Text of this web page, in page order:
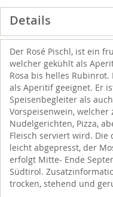
Details
Der Rosé Pischl, ist ein
welcher gekühlt als
Rosa bis helles
als Aperitif geeignet. Er
Speisenbegleiter als
Vorspeisenwein,
Nudelgerichten, Pizza,
Fleisch serviert wird.
leicht abgepresst, der
erfolgt Mitte- Ende
Südtirol.
trocken, stehend und